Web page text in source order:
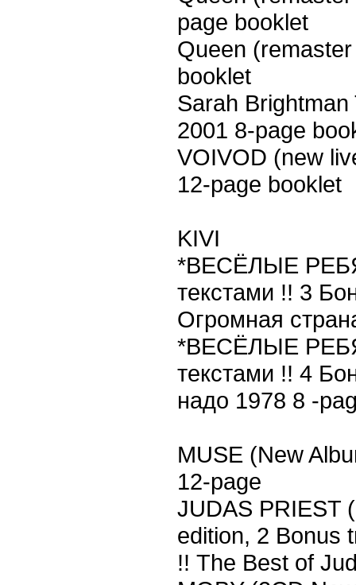
page booklet
Queen
booklet
Sarah
2001 8-page
VOIVOD (new
12-page booklet
KIVI
*ВЕСЁЛЫЕ
текстами !! 3
Огромная
*ВЕСЁЛЫЕ
текстами !! 4
надо 1978 8 -
MUSE (New
12-page
JUDAS PRIEST
edition, 2 Bonus
!! The Best of